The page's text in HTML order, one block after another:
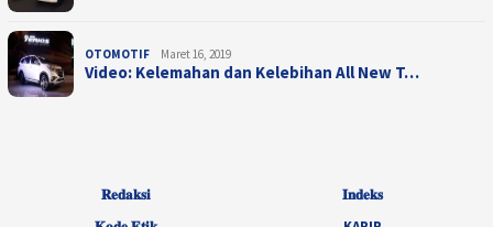
OTOMOTIF Maret 16, 2019
Video: Kelemahan dan Kelebihan All New T…
𝐑𝐞𝐝𝐚𝐤𝐬𝐢
𝐈𝐧𝐝𝐞𝐤𝐬